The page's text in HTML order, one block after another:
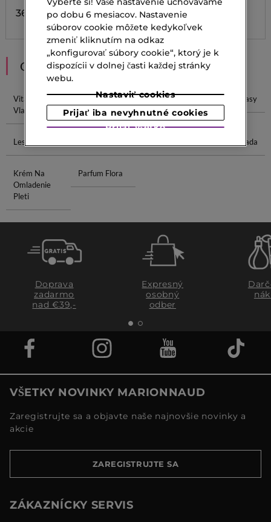
36,20 €
ODPORÚČANIA
Vitamíny Na
Vlasy
Kvapky Do
Očí
Masky Na
Vlasy
Kefa Na Vlasy
Lesk Na Pery Lancôme Sada
Krém Na
Omladenie
Pleti
Parfum Flora
Doprava
zadarmo
nad €39,-
Expresný
osobný
odber
VŠETKY NOVINKY MARIONNAUD
Zaregistrujte sa a objavte naše najnovšie novinky a
akcie
ZAREGISTRUJTE SA
ZÁKAZNÍCKY SERVIS
po dobu 6 mesiacov. Nastavenie
súborov cookie môžete kedykoľvek
zmeniť kliknutím na odkaz
„konfigurovať súbory cookie“, ktorý je k
dispozícii v dolnej časti každej stránky
webu.
Nastaviť cookies
Prijať iba nevyhnutné cookies
Prijať všetko